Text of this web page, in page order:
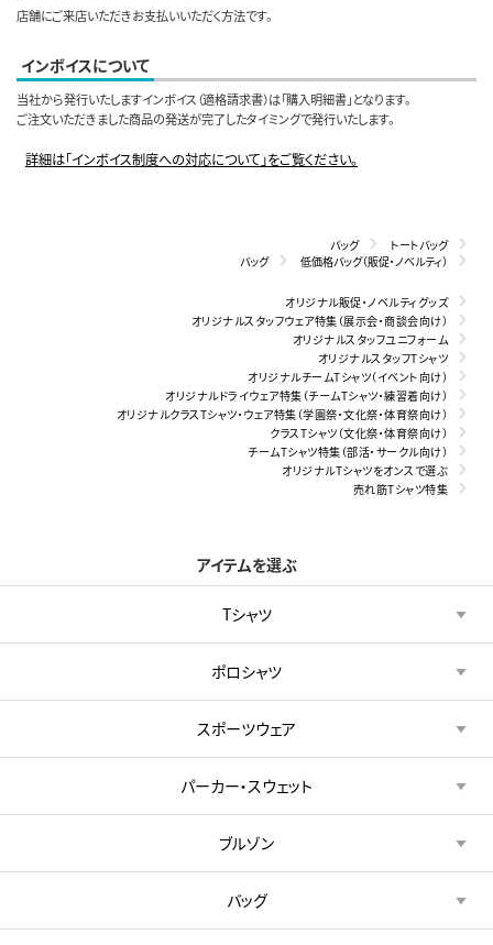
店舗にご来店いただきお支払いいただく方法です。
インボイスについて
当社から発行いたしますインボイス（適格請求書）は「購入明細書」となります。
ご注文いただきました商品の発送が完了したタイミングで発行いたします。
詳細は「インボイス制度への対応について」をご覧ください。
バッグ
トートバッグ
バッグ
低価格バッグ（販促・ノベルティ）
オリジナル販促・ノベルティグッズ
オリジナルスタッフウェア特集（展示会・商談会向け）
オリジナルスタッフユニフォーム
オリジナルスタッフTシャツ
オリジナルチームTシャツ（イベント向け）
オリジナルドライウェア特集（チームTシャツ・練習着向け）
オリジナルクラスTシャツ・ウェア特集（学園祭・文化祭・体育祭向け）
クラスTシャツ（文化祭・体育祭向け）
チームTシャツ特集（部活・サークル向け）
オリジナルTシャツをオンスで選ぶ
売れ筋Tシャツ特集
アイテムを選ぶ
Tシャツ
ポロシャツ
スポーツウェア
パーカー・スウェット
ブルゾン
バッグ